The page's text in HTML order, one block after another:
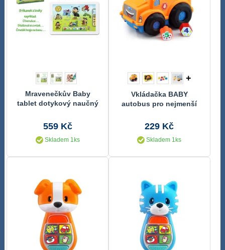
Mravenečkův Baby
tablet dotykový naučný
559 Kč
Skladem 1ks
+
Vkládačka BABY
autobus pro nejmenší
229 Kč
Skladem 1ks